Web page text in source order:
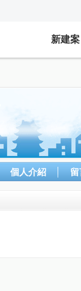
新建案
個人介紹